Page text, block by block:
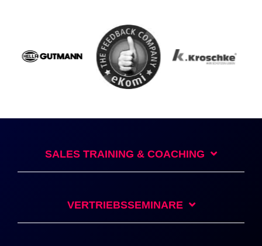
SALES TRAINING & COACHING
VERTRIEBSSEMINARE